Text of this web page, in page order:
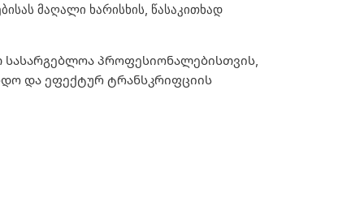
მაღალი ხარისხის, წასაკითხად
სასარგებლოა პროფესიონალებისთვის,
და ეფექტურ ტრანსკრიფციის